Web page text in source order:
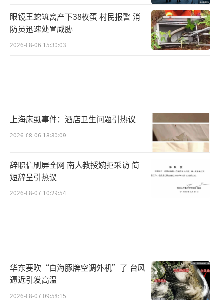
眼镜王蛇筑窝产下38枚蛋 村民报警 消
防员迅速处置威胁
2026-08-06 15:30:03
上海床虱事件：酒店卫生问题引热议
2026-08-06 18:30:09
辞职信刷屏全网 南大教授婉拒采访 简
短辞呈引热议
2026-08-07 10:29:54
华东要吹“白海豚牌空调外机”了 台风
逼近引发高温
2026-08-07 09:58:15